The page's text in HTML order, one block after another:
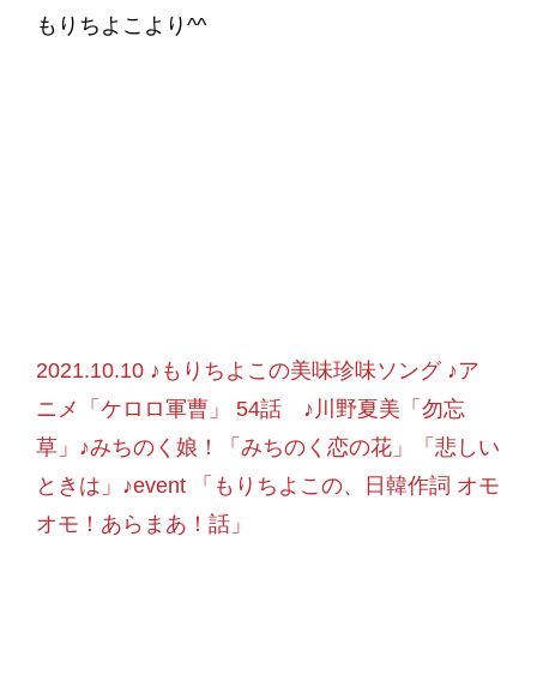
もりちよこより^^
2021.10.10 ♪もりちよこの美味珍味ソング ♪ア
ニメ「ケロロ軍曹」 54話 ♪川野夏美「勿忘
草」♪みちのく娘！「みちのく恋の花」「悲しい
ときは」♪event 「もりちよこの、日韓作詞 オモ
オモ！あらまあ！話」